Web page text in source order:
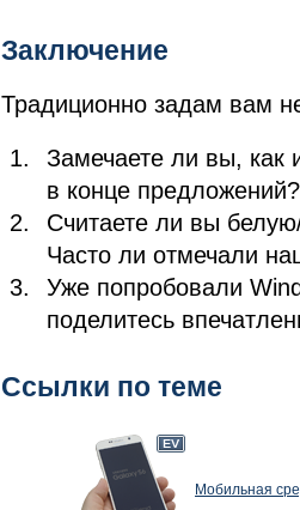
Заключение
Традиционно задам вам
Замечаете ли вы, как
в конце
Считаете ли вы
Часто ли отмечали
Уже попробовали
поделитесь
Ссылки по теме
Мобильная